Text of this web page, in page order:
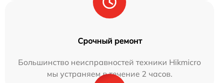
Срочный ремонт
Большинство неисправностей техники Hikmicro
мы устраняем в течение 2 часов.